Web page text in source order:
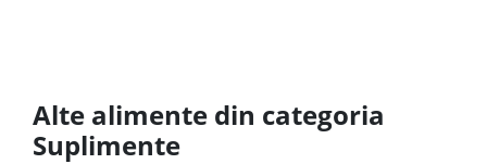
Alte alimente din categoria
Suplimente